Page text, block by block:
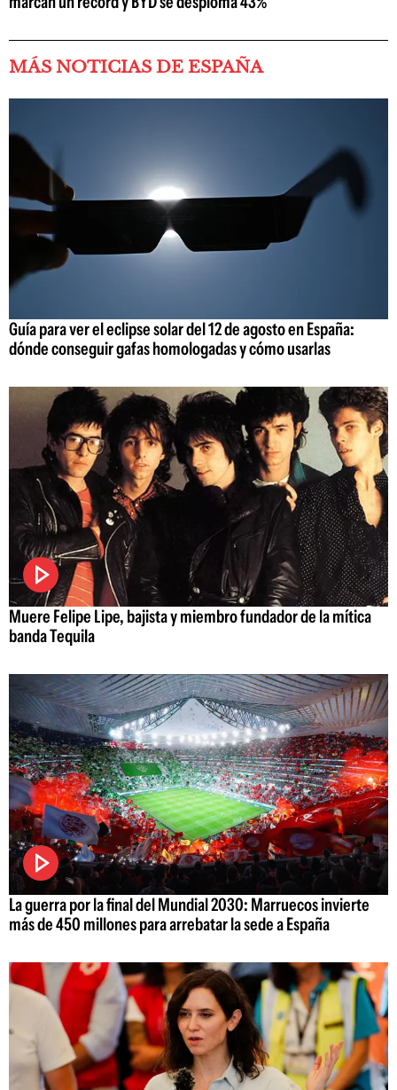
MÁS NOTICIAS DE ESPAÑA
Guía para ver el eclipse solar del 12 de agosto en España:
dónde conseguir gafas homologadas y cómo usarlas
Muere Felipe Lipe, bajista y miembro fundador de la mítica
banda Tequila
La guerra por la final del Mundial 2030: Marruecos invierte
más de 450 millones para arrebatar la sede a España